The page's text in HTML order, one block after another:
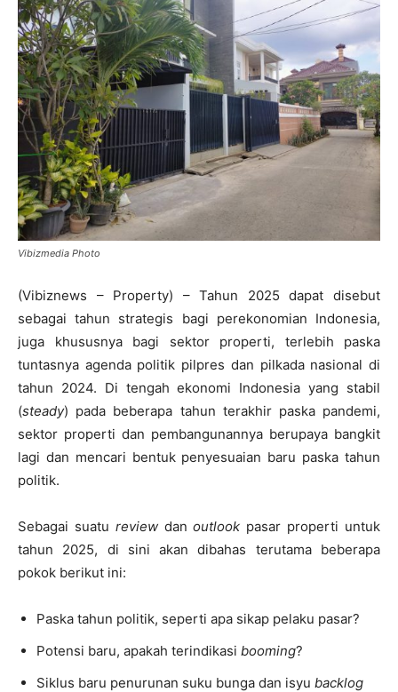
Vibizmedia Photo
(Vibiznews – Property) – Tahun 2025 dapat disebut
sebagai tahun strategis bagi perekonomian Indonesia,
juga khususnya bagi sektor properti, terlebih paska
tuntasnya agenda politik pilpres dan pilkada nasional di
tahun 2024. Di tengah ekonomi Indonesia yang stabil
(steady) pada beberapa tahun terakhir paska pandemi,
sektor properti dan pembangunannya berupaya bangkit
lagi dan mencari bentuk penyesuaian baru paska tahun
politik.
Sebagai suatu reviewdanoutlook pasar properti untuk
tahun 2025, di sini akan dibahas terutama beberapa
pokok berikut ini:
Paska tahun politik, seperti apa sikap pelaku pasar?
Potensi baru, apakah terindikasi booming?
Siklus baru penurunan suku bunga dan isyu backlog